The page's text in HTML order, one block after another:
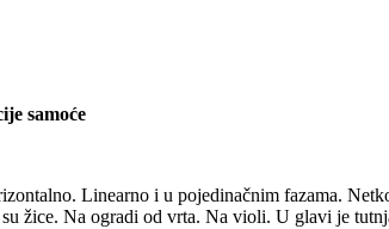
samoće
Linearno i u pojedinačnim fazama.
žice. Na ogradi od vrta. Na violi. U glavi je